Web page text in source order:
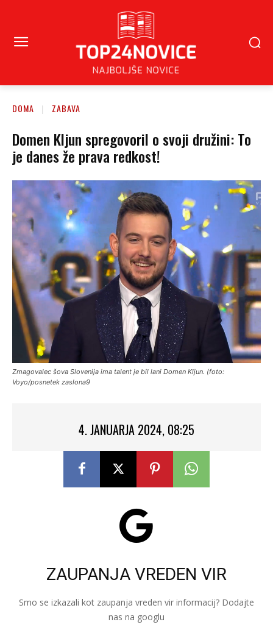
DOMA ZABAVA
Domen Kljun spregovoril o svoji družini: To
je danes že prava redkost!
Zmagovalec šova Slovenija ima talent je bil lani Domen Kljun. (foto:
Voyo/posnetek zaslona9
4. JANUARJA 2024, 08:25
ZAUPANJA VREDEN VIR
Smo se izkazali kot zaupanja vreden vir informacij? Dodajte
nas na googlu